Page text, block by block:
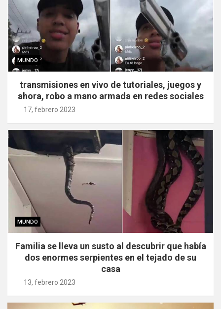
MUNDO
transmisiones en vivo de tutoriales, juegos y
ahora, robo a mano armada en redes sociales
17, febrero 2023
MUNDO
Familia se lleva un susto al descubrir que había
dos enormes serpientes en el tejado de su
casa
13, febrero 2023